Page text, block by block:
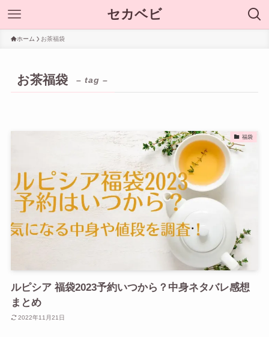
セカベビ
ホーム お茶福袋
お茶福袋 – tag –
福袋
ルピシア 福袋2023予約いつから？中身ネタバレ感想
まとめ
2022年11月21日